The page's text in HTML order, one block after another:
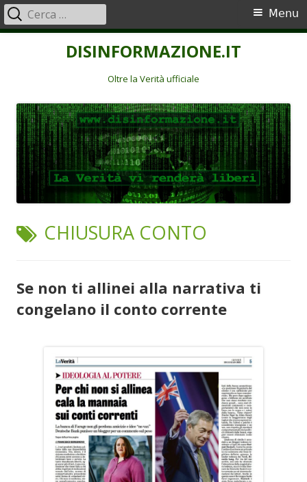
DISINFORMAZIONE.IT
Oltre la Verità ufficiale
Menu
principale
Menu
Ricerca
per:
TAG:
CHIUSURA CONTO
Se non ti allinei alla narrativa ti
congelano il conto corrente